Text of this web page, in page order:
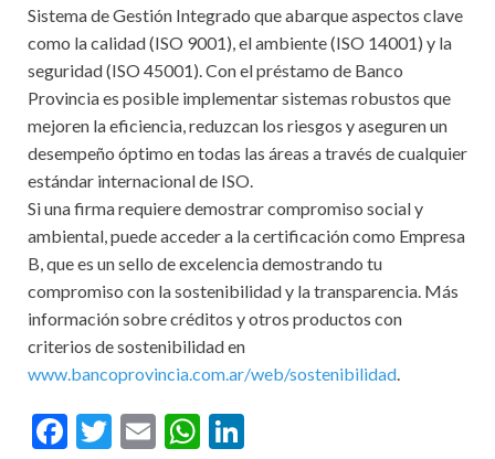
Sistema de Gestión Integrado que abarque aspectos clave
como la calidad (ISO 9001), el ambiente (ISO 14001) y la
seguridad (ISO 45001). Con el préstamo de Banco
Provincia es posible implementar sistemas robustos que
mejoren la eficiencia, reduzcan los riesgos y aseguren un
desempeño óptimo en todas las áreas a través de cualquier
estándar internacional de ISO.
Si una firma requiere demostrar compromiso social y
ambiental, puede acceder a la certificación como Empresa
B, que es un sello de excelencia demostrando tu
compromiso con la sostenibilidad y la transparencia. Más
información sobre créditos y otros productos con
criterios de sostenibilidad en
www.bancoprovincia.com.ar/web/sostenibilidad.
F
T
E
W